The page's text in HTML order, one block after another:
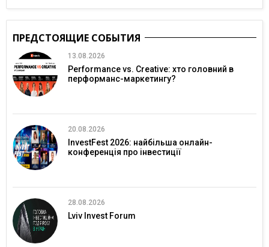
ПРЕДСТОЯЩИЕ СОБЫТИЯ
13.08.2026
Performance vs. Creative: хто головний в
перформанс-маркетингу?
20.08.2026
InvestFest 2026: найбільша онлайн-
конференція про інвестиції
28.08.2026
Lviv Invest Forum